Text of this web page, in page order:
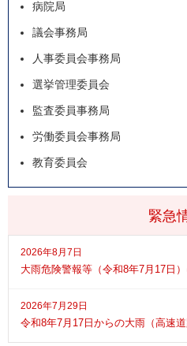
緊急
2026年8月7日
大雨危険警報等（令和8年7月17日
2026年7月29日
令和8年7月17日からの大雨（高速道
病院局
議会事務局
人事委員会事務局
選挙管理委員会
監査委員事務局
労働委員会事務局
教育委員会